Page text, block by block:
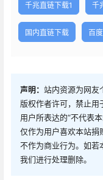
千兆直链下载1 千
国内直链下载 百
声明： 站内资源为网友
版权作者许可，禁止用
用户所表达的“不代表
仅作为用户喜欢本站捐
不作为商业行为。如若
我们进行处理删除。